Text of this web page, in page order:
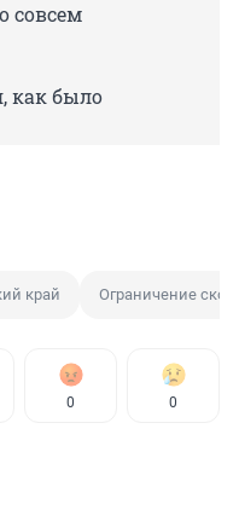
совсем
как было
край Ограничение
0 0